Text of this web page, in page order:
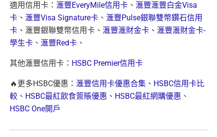
適用信用卡： 滙豐EveryMile信用卡 、 滙豐滙豐白金Visa
卡 、 滙豐Visa Signature卡 、 滙豐Pulse銀聯雙幣鑽石信用
卡 、滙豐銀聯雙幣信用卡、 滙豐滙財金卡 、 滙豐滙財金卡-
學生卡 、 滙豐Red卡 、
其他滙豐信用卡： HSBC Premier信用卡
🔥更多HSBC優惠： 滙豐信用卡優惠合集 、 HSBC信用卡比
較 、 HSBC最紅飲食簽賬優惠 、 HSBC最紅網購優惠 、
HSBC One開戶